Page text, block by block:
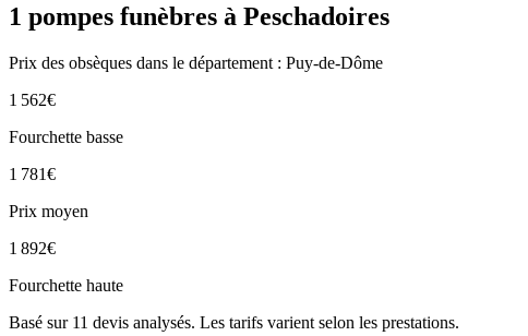
1 pompes funèbres à Peschadoires
Prix des obsèques dans le département : Puy-de-Dôme
1 562€
Fourchette basse
1 781€
Prix moyen
1 892€
Fourchette haute
Basé sur 11 devis analysés. Les tarifs varient selon les prestations.